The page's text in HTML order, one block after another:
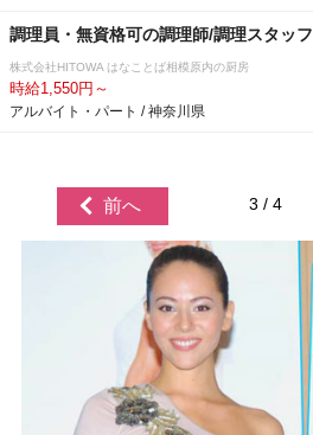
調理員・無資格可の調理師/調理スタッフ
株式会社HITOWA はなことば相模原内の厨房
時給1,550円～
アルバイト・パート / 神奈川県
前へ 3 / 4